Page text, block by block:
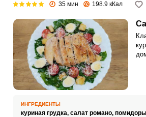
35 мин 198.9 кКал
ИНГРЕДИЕНТЫ
куриная грудка, салат романо,